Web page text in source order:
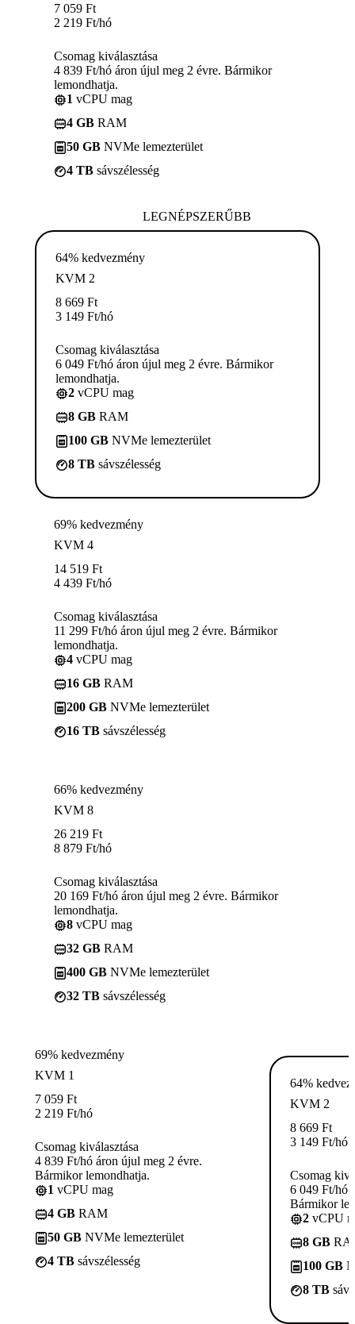
7 059 Ft
2 219 Ft/hó
Csomag kiválasztása
4 839 Ft/hó áron újul meg 2 évre. Bármikor
lemondhatja.
1 vCPU mag
4 GB RAM
50 GB NVMe lemezterület
4 TB sávszélesség
LEGNÉPSZERŰBB
64% kedvezmény
KVM 2
8 669 Ft
3 149 Ft/hó
Csomag kiválasztása
6 049 Ft/hó áron újul meg 2 évre. Bármikor
lemondhatja.
2 vCPU mag
8 GB RAM
100 GB NVMe lemezterület
8 TB sávszélesség
69% kedvezmény
KVM 4
14 519 Ft
4 439 Ft/hó
Csomag kiválasztása
11 299 Ft/hó áron újul meg 2 évre. Bármikor
lemondhatja.
4 vCPU mag
16 GB RAM
200 GB NVMe lemezterület
16 TB sávszélesség
66% kedvezmény
KVM 8
26 219 Ft
8 879 Ft/hó
Csomag kiválasztása
20 169 Ft/hó áron újul meg 2 évre. Bármikor
lemondhatja.
8 vCPU mag
32 GB RAM
400 GB NVMe lemezterület
32 TB sávszélesség
69% kedvezmény
KVM 1
7 059 Ft
2 219 Ft/hó
Csomag kiválasztása
4 839 Ft/hó áron újul meg 2 évre.
Bármikor lemondhatja.
1 vCPU mag
4 GB RAM
50 GB NVMe lemezterület
4 TB sávszélesség
64%
KVM 2
8 669 Ft
3 149 Ft/hó
Csomag
6 049 Ft/hó
Bármikor
2 vCPU
8 GB
100 GB
8 TB